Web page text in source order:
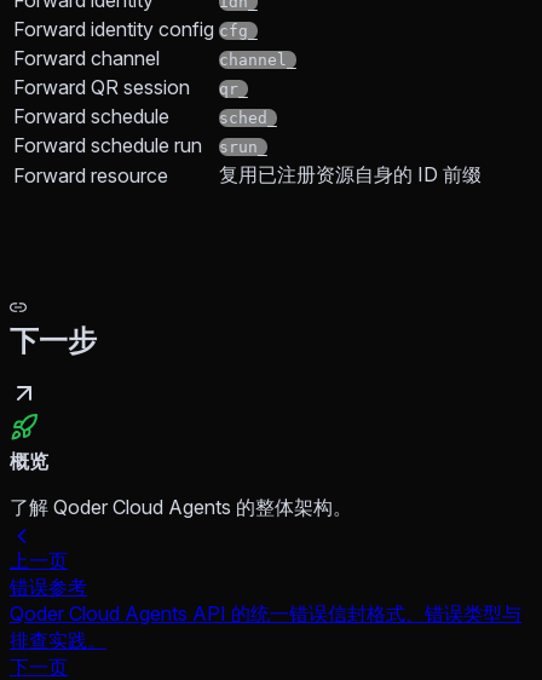
Forward identity config cfg_
Forward channel channel_
Forward QR session qr_
Forward schedule sched_
Forward schedule run srun_
Forward resource 复用已注册资源自身的 ID 前缀
下一步
概览
了解 Qoder Cloud Agents 的整体架构。
上一页
错误参考
Qoder Cloud Agents API 的统一错误信封格式、错误类型与
排查实践。
下一页